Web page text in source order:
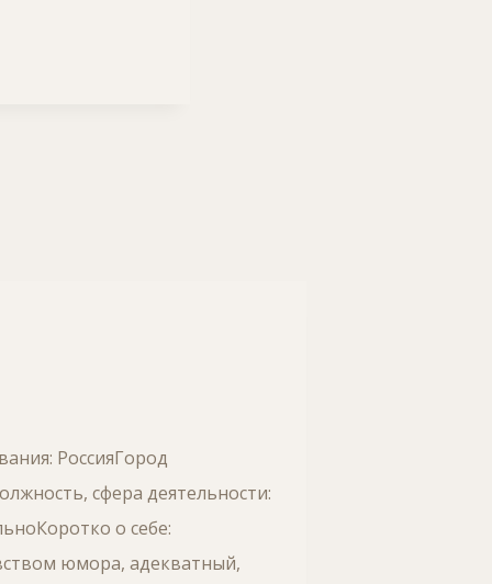
РоссияГород
сфера деятельности:
о себе:
юмора, адекватный,